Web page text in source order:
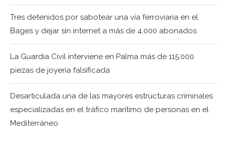
Tres detenidos por sabotear una vía ferroviaria en el
Bages y dejar sin internet a más de 4.000 abonados
La Guardia Civil interviene en Palma más de 115.000
piezas de joyería falsificada
Desarticulada una de las mayores estructuras criminales
especializadas en el tráfico marítimo de personas en el
Mediterráneo